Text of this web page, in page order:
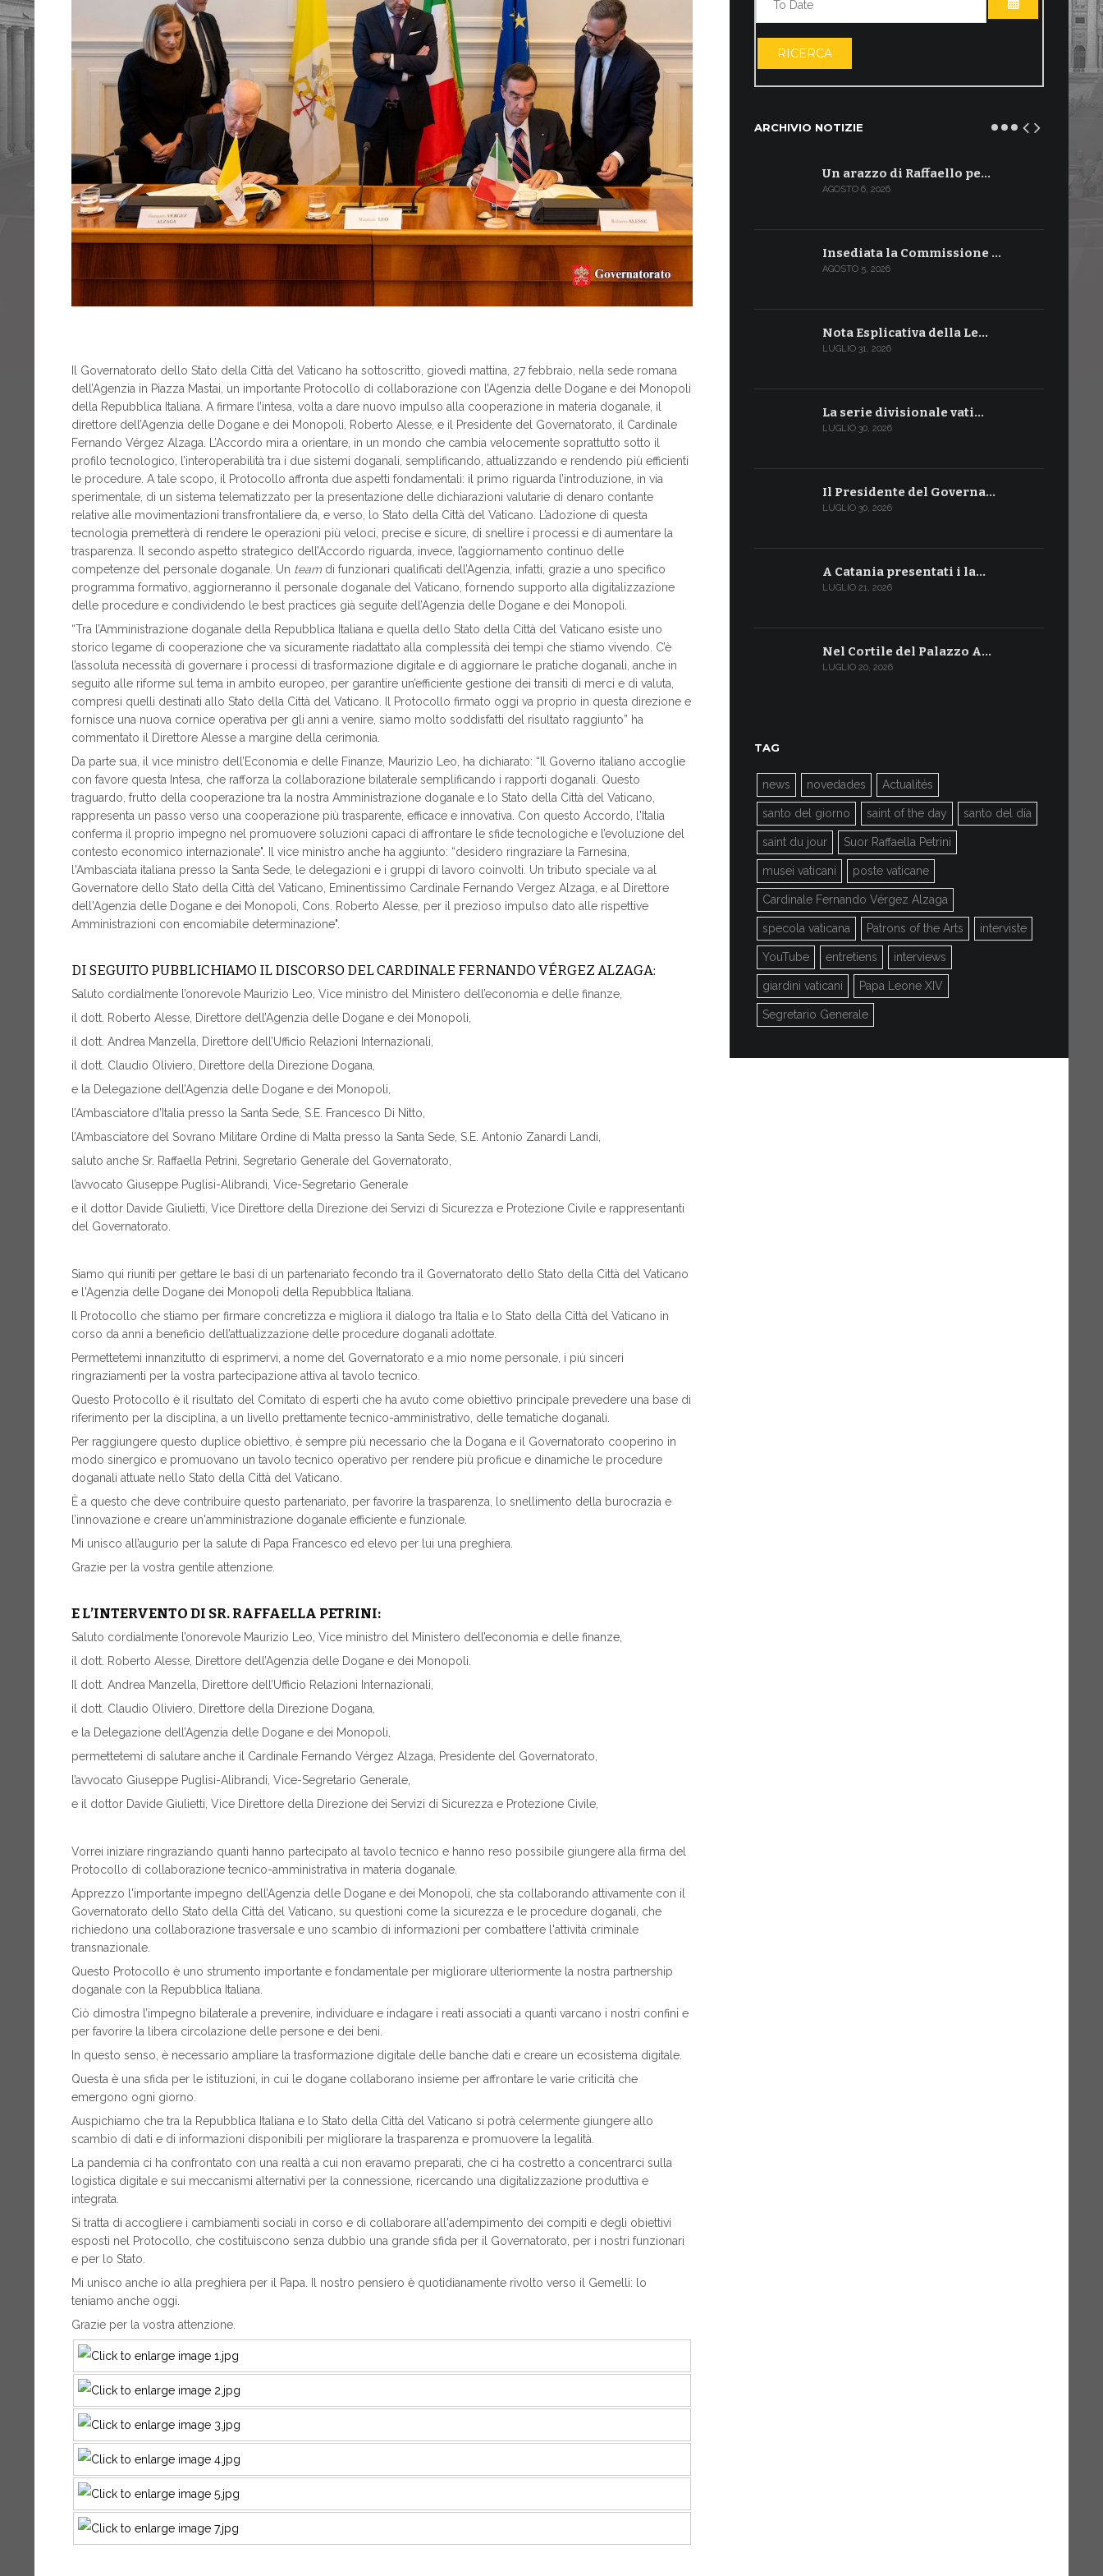
Il Governatorato dello Stato della Città del Vaticano ha sottoscritto, giovedì mattina, 27 febbraio, nella sede romana
dell’Agenzia in Piazza Mastai, un importante Protocollo di collaborazione con l’Agenzia delle Dogane e dei Monopoli
della Repubblica Italiana. A firmare l’intesa, volta a dare nuovo impulso alla cooperazione in materia doganale, il
direttore dell’Agenzia delle Dogane e dei Monopoli, Roberto Alesse, e il Presidente del Governatorato, il Cardinale
Fernando Vérgez Alzaga. L’Accordo mira a orientare, in un mondo che cambia velocemente soprattutto sotto il
profilo tecnologico, l’interoperabilità tra i due sistemi doganali, semplificando, attualizzando e rendendo più efficienti
le procedure. A tale scopo, il Protocollo affronta due aspetti fondamentali: il primo riguarda l’introduzione, in via
sperimentale, di un sistema telematizzato per la presentazione delle dichiarazioni valutarie di denaro contante
relative alle movimentazioni transfrontaliere da, e verso, lo Stato della Città del Vaticano. L’adozione di questa
tecnologia premetterà di rendere le operazioni più veloci, precise e sicure, di snellire i processi e di aumentare la
trasparenza. Il secondo aspetto strategico dell’Accordo riguarda, invece, l’aggiornamento continuo delle
competenze del personale doganale. Un team di funzionari qualificati dell’Agenzia, infatti, grazie a uno specifico
programma formativo, aggiorneranno il personale doganale del Vaticano, fornendo supporto alla digitalizzazione
delle procedure e condividendo le best practices già seguite dell’Agenzia delle Dogane e dei Monopoli.
“Tra l’Amministrazione doganale della Repubblica Italiana e quella dello Stato della Città del Vaticano esiste uno
storico legame di cooperazione che va sicuramente riadattato alla complessità dei tempi che stiamo vivendo. C’è
l’assoluta necessità di governare i processi di trasformazione digitale e di aggiornare le pratiche doganali, anche in
seguito alle riforme sul tema in ambito europeo, per garantire un’efficiente gestione dei transiti di merci e di valuta,
compresi quelli destinati allo Stato della Città del Vaticano. Il Protocollo firmato oggi va proprio in questa direzione e
fornisce una nuova cornice operativa per gli anni a venire, siamo molto soddisfatti del risultato raggiunto” ha
commentato il Direttore Alesse a margine della cerimonia.
Da parte sua, il vice ministro dell’Economia e delle Finanze, Maurizio Leo, ha dichiarato: “Il Governo italiano accoglie
con favore questa Intesa, che rafforza la collaborazione bilaterale semplificando i rapporti doganali. Questo
traguardo, frutto della cooperazione tra la nostra Amministrazione doganale e lo Stato della Città del Vaticano,
rappresenta un passo verso una cooperazione più trasparente, efficace e innovativa. Con questo Accordo, l'Italia
conferma il proprio impegno nel promuovere soluzioni capaci di affrontare le sfide tecnologiche e l’evoluzione del
contesto economico internazionale". Il vice ministro anche ha aggiunto: “desidero ringraziare la Farnesina,
l'Ambasciata italiana presso la Santa Sede, le delegazioni e i gruppi di lavoro coinvolti. Un tributo speciale va al
Governatore dello Stato della Città del Vaticano, Eminentissimo Cardinale Fernando Vergez Alzaga, e al Direttore
dell'Agenzia delle Dogane e dei Monopoli, Cons. Roberto Alesse, per il prezioso impulso dato alle rispettive
Amministrazioni con encomiabile determinazione".
DI SEGUITO PUBBLICHIAMO IL DISCORSO DEL CARDINALE FERNANDO VÉRGEZ ALZAGA:
Saluto cordialmente l’onorevole Maurizio Leo, Vice ministro del Ministero dell’economia e delle finanze,
il dott. Roberto Alesse, Direttore dell’Agenzia delle Dogane e dei Monopoli,
il dott. Andrea Manzella, Direttore dell’Ufficio Relazioni Internazionali,
il dott. Claudio Oliviero, Direttore della Direzione Dogana,
e la Delegazione dell’Agenzia delle Dogane e dei Monopoli,
l’Ambasciatore d’Italia presso la Santa Sede, S.E. Francesco Di Nitto,
l’Ambasciatore del Sovrano Militare Ordine di Malta presso la Santa Sede, S.E. Antonio Zanardi Landi,
saluto anche Sr. Raffaella Petrini, Segretario Generale del Governatorato,
l’avvocato Giuseppe Puglisi-Alibrandi, Vice-Segretario Generale
e il dottor Davide Giulietti, Vice Direttore della Direzione dei Servizi di Sicurezza e Protezione Civile e rappresentanti
del Governatorato.
Siamo qui riuniti per gettare le basi di un partenariato fecondo tra il Governatorato dello Stato della Città del Vaticano
e l'Agenzia delle Dogane dei Monopoli della Repubblica Italiana.
Il Protocollo che stiamo per firmare concretizza e migliora il dialogo tra Italia e lo Stato della Città del Vaticano in
corso da anni a beneficio dell’attualizzazione delle procedure doganali adottate.
Permettetemi innanzitutto di esprimervi, a nome del Governatorato e a mio nome personale, i più sinceri
ringraziamenti per la vostra partecipazione attiva al tavolo tecnico.
Questo Protocollo è il risultato del Comitato di esperti che ha avuto come obiettivo principale prevedere una base di
riferimento per la disciplina, a un livello prettamente tecnico-amministrativo, delle tematiche doganali.
Per raggiungere questo duplice obiettivo, è sempre più necessario che la Dogana e il Governatorato cooperino in
modo sinergico e promuovano un tavolo tecnico operativo per rendere più proficue e dinamiche le procedure
doganali attuate nello Stato della Città del Vaticano.
È a questo che deve contribuire questo partenariato, per favorire la trasparenza, lo snellimento della burocrazia e
l’innovazione e creare un'amministrazione doganale efficiente e funzionale.
Mi unisco all’augurio per la salute di Papa Francesco ed elevo per lui una preghiera.
Grazie per la vostra gentile attenzione.
E L’INTERVENTO DI SR. RAFFAELLA PETRINI:
Saluto cordialmente l’onorevole Maurizio Leo, Vice ministro del Ministero dell’economia e delle finanze,
il dott. Roberto Alesse, Direttore dell’Agenzia delle Dogane e dei Monopoli.
Il dott. Andrea Manzella, Direttore dell’Ufficio Relazioni Internazionali,
il dott. Claudio Oliviero, Direttore della Direzione Dogana,
e la Delegazione dell’Agenzia delle Dogane e dei Monopoli,
permettetemi di salutare anche il Cardinale Fernando Vérgez Alzaga, Presidente del Governatorato,
l’avvocato Giuseppe Puglisi-Alibrandi, Vice-Segretario Generale,
e il dottor Davide Giulietti, Vice Direttore della Direzione dei Servizi di Sicurezza e Protezione Civile,
Vorrei iniziare ringraziando quanti hanno partecipato al tavolo tecnico e hanno reso possibile giungere alla firma del
Protocollo di collaborazione tecnico-amministrativa in materia doganale.
Apprezzo l'importante impegno dell’Agenzia delle Dogane e dei Monopoli, che sta collaborando attivamente con il
Governatorato dello Stato della Città del Vaticano, su questioni come la sicurezza e le procedure doganali, che
richiedono una collaborazione trasversale e uno scambio di informazioni per combattere l'attività criminale
transnazionale.
Questo Protocollo è uno strumento importante e fondamentale per migliorare ulteriormente la nostra partnership
doganale con la Repubblica Italiana.
Ciò dimostra l’impegno bilaterale a prevenire, individuare e indagare i reati associati a quanti varcano i nostri confini e
per favorire la libera circolazione delle persone e dei beni.
In questo senso, è necessario ampliare la trasformazione digitale delle banche dati e creare un ecosistema digitale.
Questa è una sfida per le istituzioni, in cui le dogane collaborano insieme per affrontare le varie criticità che
emergono ogni giorno.
Auspichiamo che tra la Repubblica Italiana e lo Stato della Città del Vaticano si potrà celermente giungere allo
scambio di dati e di informazioni disponibili per migliorare la trasparenza e promuovere la legalità.
La pandemia ci ha confrontato con una realtà a cui non eravamo preparati, che ci ha costretto a concentrarci sulla
logistica digitale e sui meccanismi alternativi per la connessione, ricercando una digitalizzazione produttiva e
integrata.
Si tratta di accogliere i cambiamenti sociali in corso e di collaborare all'adempimento dei compiti e degli obiettivi
esposti nel Protocollo, che costituiscono senza dubbio una grande sfida per il Governatorato, per i nostri funzionari
e per lo Stato.
Mi unisco anche io alla preghiera per il Papa. Il nostro pensiero è quotidianamente rivolto verso il Gemelli: lo
teniamo anche oggi.
Grazie per la vostra attenzione.
APRI IL
RICERCA
ARCHIVIO NOTIZIE
Un arazzo di Raffaello pe…
AGOSTO 6, 2026
Insediata la Commissione …
AGOSTO 5, 2026
Nota Esplicativa della Le…
LUGLIO 31, 2026
La serie divisionale vati…
LUGLIO 30, 2026
Il Presidente del Governa…
LUGLIO 30, 2026
A Catania presentati i la…
LUGLIO 21, 2026
Nel Cortile del Palazzo A…
LUGLIO 20, 2026
TAG
news novedades Actualités
santo del giorno saint of the day santo del día
saint du jour Suor Raffaella Petrini
musei vaticani poste vaticane
Cardinale Fernando Vérgez Alzaga
specola vaticana Patrons of the Arts interviste
YouTube entretiens interviews
giardini vaticani Papa Leone XIV
Segretario Generale